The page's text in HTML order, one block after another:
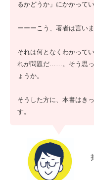
るかどうか」にかかってい
ーーーこう、著者は言いま
それは何となくわかって
れが問題だ……。そう思っ
ょうか。
そうした方に、本書はき
す。